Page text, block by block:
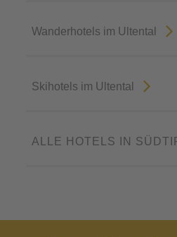
Wanderhotels im Ultental
Skihotels im Ultental
ALLE HOTELS IN